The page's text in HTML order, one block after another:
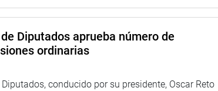
Diputados aprueba número de
ordinarias
conducido por su presidente, Oscar Reto